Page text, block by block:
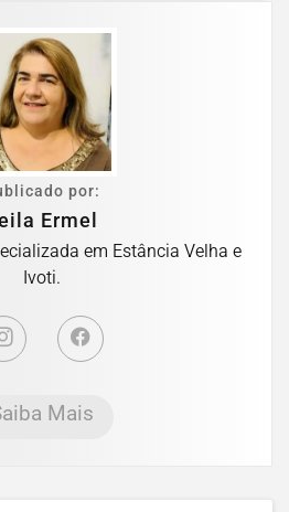
por:
Ermel
em Estância Velha e
Ivoti.
Mais